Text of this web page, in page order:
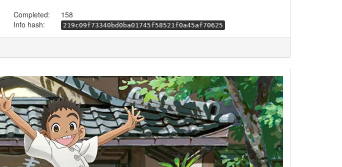
Completed:
158
Info hash:
219c09f73340bd0ba01745f58521f0a45af70625